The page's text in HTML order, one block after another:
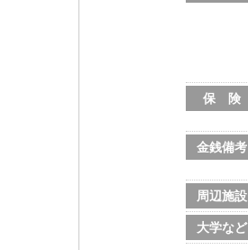
保 険
金銭備考
周辺施設
大学など